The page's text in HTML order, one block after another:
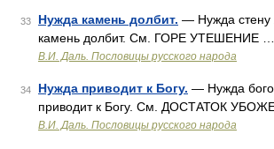
33 Нужда камень долбит. — Нужда стену
камень долбит. См. ГОРЕ УТЕШЕНИЕ …
В.И. Даль. Пословицы русского народа
34 Нужда приводит к Богу. — Нужда
приводит к Богу. См. ДОСТАТОК
В.И. Даль. Пословицы русского народа